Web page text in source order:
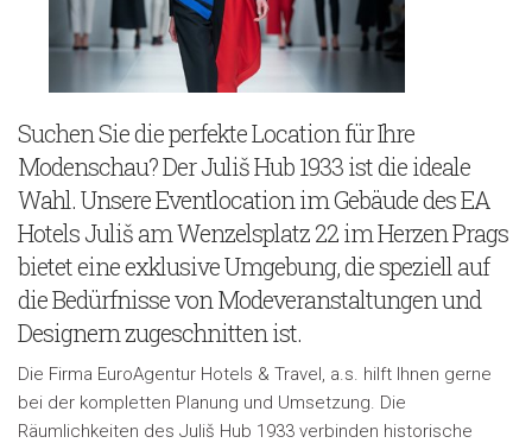
Suchen Sie die perfekte Location für Ihre
Modenschau? Der Juliš Hub 1933 ist die ideale
Wahl. Unsere Eventlocation im Gebäude des EA
Hotels Juliš am Wenzelsplatz 22 im Herzen Prags
bietet eine exklusive Umgebung, die speziell auf
die Bedürfnisse von Modeveranstaltungen und
Designern zugeschnitten ist.
Die Firma EuroAgentur Hotels & Travel, a.s. hilft Ihnen gerne
bei der kompletten Planung und Umsetzung. Die
Räumlichkeiten des Juliš Hub 1933 verbinden historische